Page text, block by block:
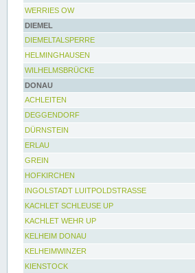
WERRIES OW
DIEMEL
DIEMELTALSPERRE
HELMINGHAUSEN
WILHELMSBRÜCKE
DONAU
ACHLEITEN
DEGGENDORF
DÜRNSTEIN
ERLAU
GREIN
HOFKIRCHEN
INGOLSTADT LUITPOLDSTRASSE
KACHLET SCHLEUSE UP
KACHLET WEHR UP
KELHEIM DONAU
KELHEIMWINZER
KIENSTOCK